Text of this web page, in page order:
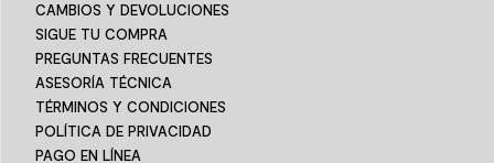
CAMBIOS Y DEVOLUCIONES
SIGUE TU COMPRA
PREGUNTAS FRECUENTES
ASESORÍA TÉCNICA
TÉRMINOS Y CONDICIONES
POLÍTICA DE PRIVACIDAD
PAGO EN LÍNEA